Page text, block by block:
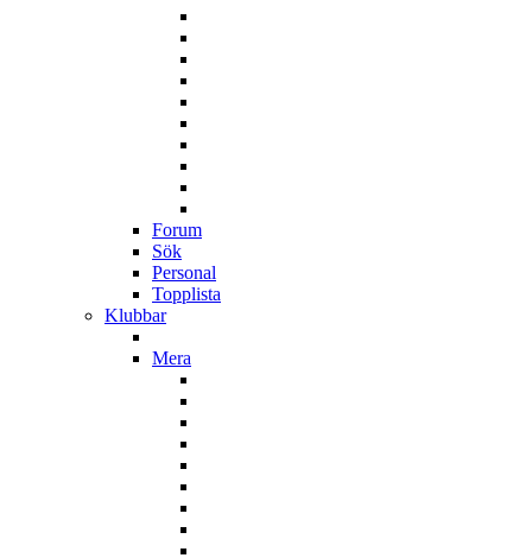
Forum
Sök
Personal
Topplista
Klubbar
Mera